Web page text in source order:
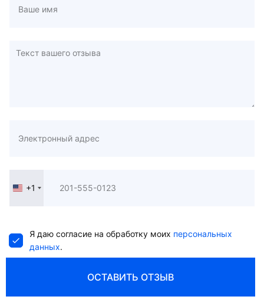
United
+1
Я даю согласие на обработку моих персональных
данных.
ОСТАВИТЬ ОТЗЫВ